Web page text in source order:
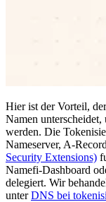
Hier ist der Vorteil,
Namen unterscheidet,
werden. Die
Nameserver, A-
Security Extensions)
Namefi-Dashboard
delegiert. Wir
unterDNS bei